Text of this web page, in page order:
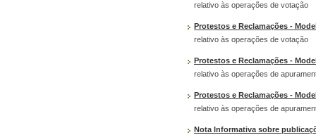
relativo às operações de votação
Protestos e Reclamações -
relativo às operações de votação
Protestos e Reclamações -
relativo às operações de
Protestos e Reclamações -
relativo às operações de
Nota Informativa sobre